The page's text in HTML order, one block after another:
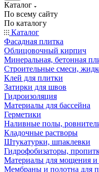
Каталог
По всему сайту
По каталогу
Каталог
Фасадная плитка
Облицовочный кирпич
Минеральная, бетонная
Строительные смеси,
Клей для плитки
Затирки для швов
Гидроизоляция
Материалы для бассейна
Герметики
Наливные полы,
Кладочные растворы
Штукатурки, шпаклевки
Гидрофобизаторы,
Материалы для мощения и
Мембраны и полотна для